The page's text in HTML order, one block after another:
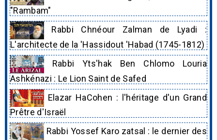
"Rambam"
Rabbi Chnéour Zalman de Lyadi :
L'architecte de la 'Hassidout 'Habad (1745-1812)
Rabbi Yts'hak Ben Chlomo Louria
Ashkénazi : Le Lion Saint de Safed
Elazar HaCohen : l'héritage d'un Grand
Prêtre d'Israël
Rabbi Yossef Karo zatsal : le dernier des